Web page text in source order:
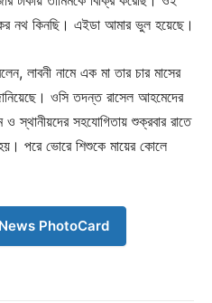
নথ কিনছি। এইডা আমার ভুল হয়েছে।
লাবনী নামে এক মা তার চার মাসের
ওসি তদন্ত রাসেল আহমেদের
স্থানীয়দের সহযোগিতায় শুক্রবার রাতে
পরে ভোরে শিশুকে মায়ের কোলে
PhotoCard